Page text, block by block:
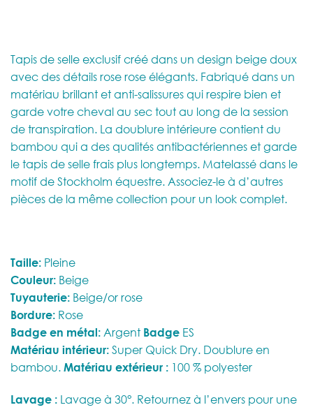
Tapis de selle exclusif créé dans un design beige doux
avec des détails rose rose élégants. Fabriqué dans un
matériau brillant et anti-salissures qui respire bien et
garde votre cheval au sec tout au long de la session
de transpiration. La doublure intérieure contient du
bambou qui a des qualités antibactériennes et garde
le tapis de selle frais plus longtemps. Matelassé dans le
motif de Stockholm équestre. Associez-le à d’autres
pièces de la même collection pour un look complet.
Taille: Pleine
Couleur: Beige
Tuyauterie: Beige/or rose
Bordure: Rose
Badge en métal: Argent Badge ES
Matériau intérieur: Super Quick Dry. Doublure en
bambou. Matériau extérieur : 100 % polyester
Lavage : Lavage à 30°. Retournez à l’envers pour une